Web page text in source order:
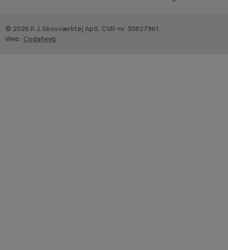
© 2026 P. J. Skovværktøj ApS, CVR-nr. 30827961.
Web: Codafweb